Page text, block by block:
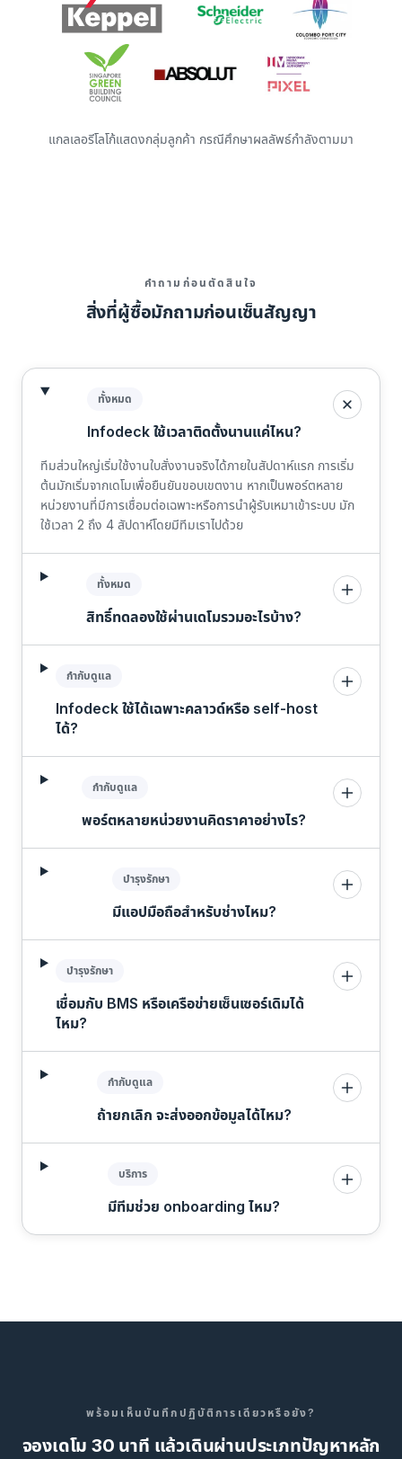
แกลเลอรีโลโก้แสดงกลุ่มลูกค้า กรณีศึกษาผลลัพธ์กำลังตามมา
คำถามก่อนตัดสินใจ
สิ่งที่ผู้ซื้อมักถามก่อนเซ็นสัญญา
ทั้งหมด
Infodeck ใช้เวลาติดตั้งนานแค่ไหน?
ทีมส่วนใหญ่เริ่มใช้งานใบสั่งงานจริงได้ภายในสัปดาห์แรก การเริ่ม
ต้นมักเริ่มจากเดโมเพื่อยืนยันขอบเขตงาน หากเป็นพอร์ตหลาย
หน่วยงานที่มีการเชื่อมต่อเฉพาะหรือการนำผู้รับเหมาเข้าระบบ มัก
ใช้เวลา 2 ถึง 4 สัปดาห์โดยมีทีมเราไปด้วย
ทั้งหมด
สิทธิ์ทดลองใช้ผ่านเดโมรวมอะไรบ้าง?
กำกับดูแล
Infodeck ใช้ได้เฉพาะคลาวด์หรือ self-host
ได้?
กำกับดูแล
พอร์ตหลายหน่วยงานคิดราคาอย่างไร?
บำรุงรักษา
มีแอปมือถือสำหรับช่างไหม?
บำรุงรักษา
เชื่อมกับ BMS หรือเครือข่ายเซ็นเซอร์เดิมได้
ไหม?
กำกับดูแล
ถ้ายกเลิก จะส่งออกข้อมูลได้ไหม?
บริการ
มีทีมช่วย onboarding ไหม?
พร้อมเห็นบันทึกปฏิบัติการเดียวหรือยัง?
จองเดโม 30 นาที แล้วเดินผ่านประเภทปัญหาหลัก